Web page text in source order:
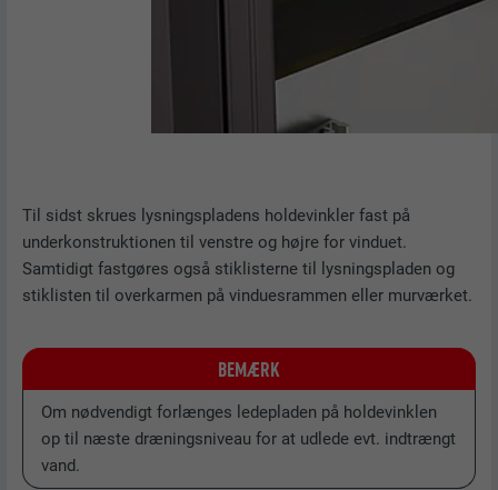
Til sidst skrues lysningspladens holdevinkler fast på
underkonstruktionen til venstre og højre for vinduet.
Samtidigt fastgøres også stiklisterne til lysningspladen og
stiklisten til overkarmen på vinduesrammen eller murværket.
BEMÆRK
Om nødvendigt forlænges ledepladen på holdevinklen
op til næste dræningsniveau for at udlede evt. indtrængt
vand.